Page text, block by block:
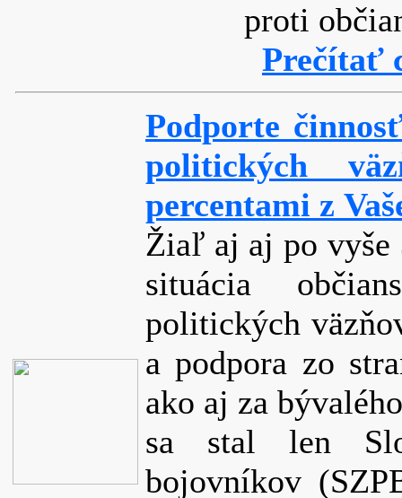
proti
Prečítať
Podporte
politických
percentami z
Žiaľ aj aj po vyše
situácia
politických
a podpora zo
ako aj za
sa stal len
bojovníkov